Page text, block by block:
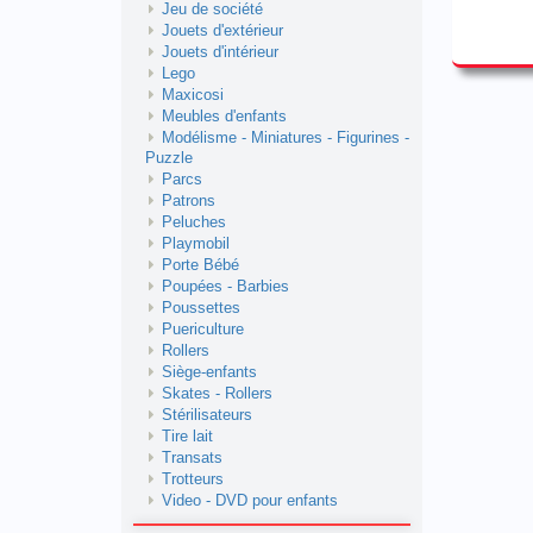
Jeu de société
Jouets d'extérieur
Jouets d'intérieur
Lego
Maxicosi
Meubles d'enfants
Modélisme - Miniatures - Figurines -
Puzzle
Parcs
Patrons
Peluches
Playmobil
Porte Bébé
Poupées - Barbies
Poussettes
Puericulture
Rollers
Siège-enfants
Skates - Rollers
Stérilisateurs
Tire lait
Transats
Trotteurs
Video - DVD pour enfants